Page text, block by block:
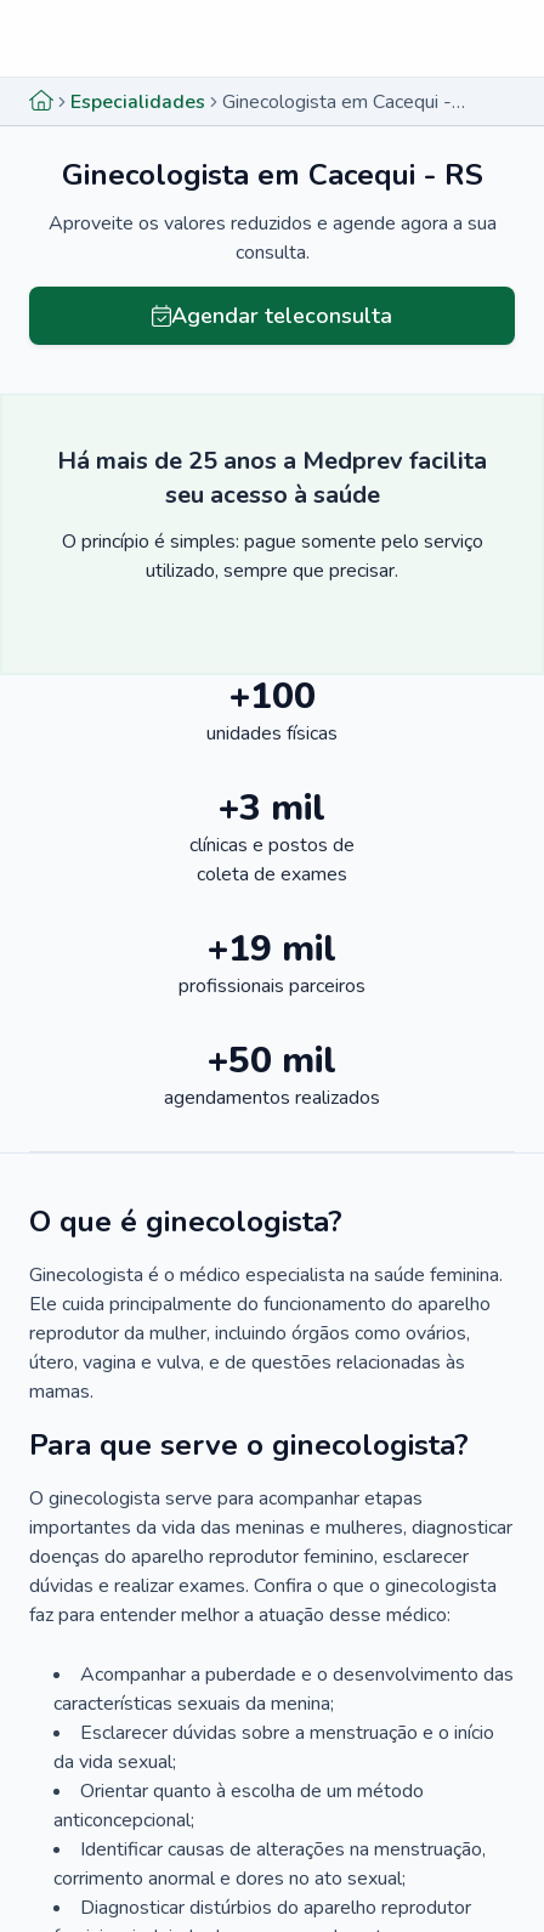
Especialidades Ginecologista em Cacequi - RS
Ginecologista em Cacequi - RS
Aproveite os valores reduzidos e agende agora a sua
consulta.
Agendar teleconsulta
Há mais de 25 anos a Medprev facilita
seu acesso à saúde
O princípio é simples: pague somente pelo serviço
utilizado, sempre que precisar.
+100
unidades físicas
+3 mil
clínicas e postos de
coleta de exames
+19 mil
profissionais parceiros
+50 mil
agendamentos realizados
O que é ginecologista?
Ginecologista é o médico especialista na saúde feminina.
Ele cuida principalmente do funcionamento do aparelho
reprodutor da mulher, incluindo órgãos como ovários,
útero, vagina e vulva, e de questões relacionadas às
mamas.
Para que serve o ginecologista?
O ginecologista serve para acompanhar etapas
importantes da vida das meninas e mulheres, diagnosticar
doenças do aparelho reprodutor feminino, esclarecer
dúvidas e realizar exames. Confira o que o ginecologista
faz para entender melhor a atuação desse médico:
Acompanhar a puberdade e o desenvolvimento das
características sexuais da menina;
Esclarecer dúvidas sobre a menstruação e o início
da vida sexual;
Orientar quanto à escolha de um método
anticoncepcional;
Identificar causas de alterações na menstruação,
corrimento anormal e dores no ato sexual;
Diagnosticar distúrbios do aparelho reprodutor